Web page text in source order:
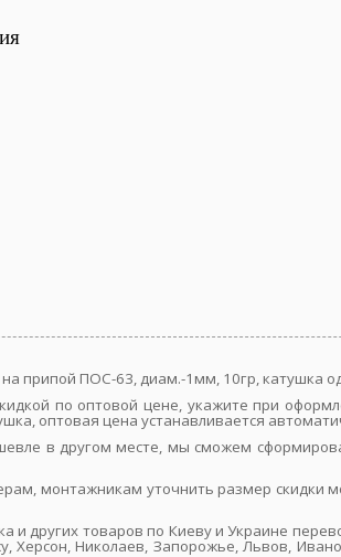
припой ПОС-63, диам.-1мм, 10гр, катушка
по оптовой цене, укажите при
оптовая цена устанавливается
в другом месте, мы сможем
монтажникам уточнить размер
и других товаров по Киеву и Украине
Николаев, Запорожье, Львов,